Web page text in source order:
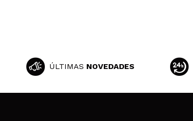
ÚLTIMAS NOVEDADES